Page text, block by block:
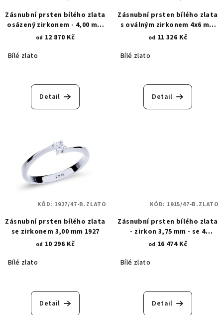
Zásnubní prsten bílého zlata
osázený zirkonem - 4,00 mm
1599
od 12 870 Kč
Bílé zlato
Detail
Zásnubní prsten bílého zlata
s oválným zirkonem 4x6 mm
1852
od 11 326 Kč
Bílé zlato
Detail
Zásnubní prsten bílého zlata
se zirkonem 3,00 mm 1927
od 10 296 Kč
Bílé zlato
Detail
KÓD: 1927/47-B.ZLATO
Zásnubní prsten bílého zlata
- zirkon 3,75 mm - se 4
krapnami 1915
od 16 474 Kč
Bílé zlato
Detail
KÓD: 1915/47-B.ZLATO